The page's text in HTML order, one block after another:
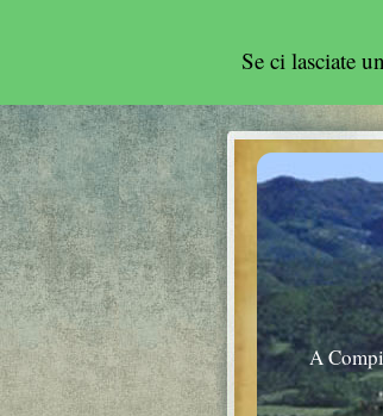
Se ci lasciate
A